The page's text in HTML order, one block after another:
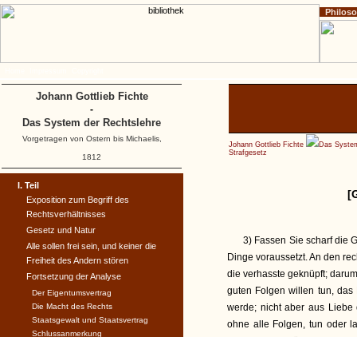
Johann Gottlieb Fichte
Das
Strafgesetz
3) Fassen Sie scharf die
Dinge voraussetzt. An den
die verhasste geknüpft;
guten Folgen willen tun,
werde; nicht aber aus
ohne alle Folgen, tun oder
I. Teil
Exposition zum Begriff des
Rechtsverhältnisses
Gesetz und Natur
Alle sollen frei sein, und keiner die
Freiheit des Andern stören
Fortsetzung der Analyse
Der Eigentumsvertrag
Die Macht des Rechts
Staatsgewalt und Staatsvertrag
Schlussanmerkung
Johann Gottlieb Fichte
-
Das System der Rechtslehre
Vorgetragen von Ostern bis Michaelis,
1812